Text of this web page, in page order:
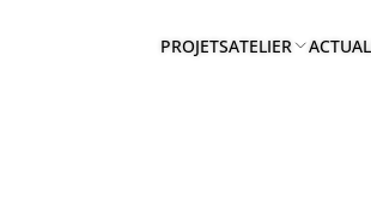
PROJETSATELIER